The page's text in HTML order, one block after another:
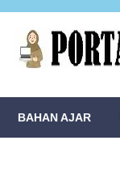
BAHAN AJAR